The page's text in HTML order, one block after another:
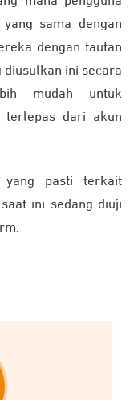
sama dengan
dengan tautan
diusulkan ini secara
mudah untuk
terlepas dari akun
yang pasti terkait
ini sedang diuji